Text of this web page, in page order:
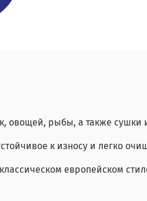
овощей, рыбы, а также сушки
к износу и легко
европейском